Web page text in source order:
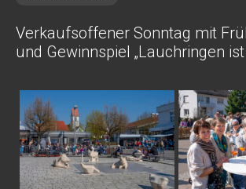
Verkaufsoffener Sonntag mit
und Gewinnspiel „Lauchringen